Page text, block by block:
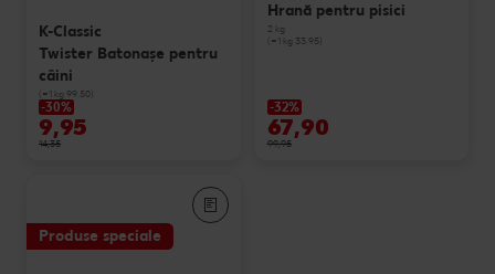
K-Classic
Twister Batonaşe pentru
câini
(=1 kg 99.50)
-30%
9,95
14,35
Hrană pentru pisici
2 kg
(=1 kg 33.95)
-32%
67,90
99,95
Produse speciale